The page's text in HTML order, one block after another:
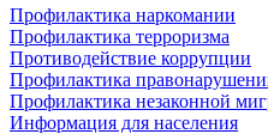
Профилактика наркомании
Профилактика терроризма
Противодействие коррупции
Профилактика
Профилактика незаконной
Информация для населения